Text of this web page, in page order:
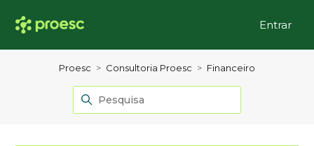
Entrar
Proesc Consultoria Proesc Financeiro